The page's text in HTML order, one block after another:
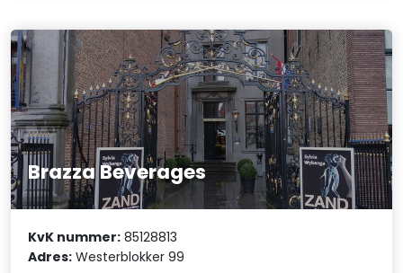
Brazza Beverages
KvK nummer: 85128813
Adres: Westerblokker 99